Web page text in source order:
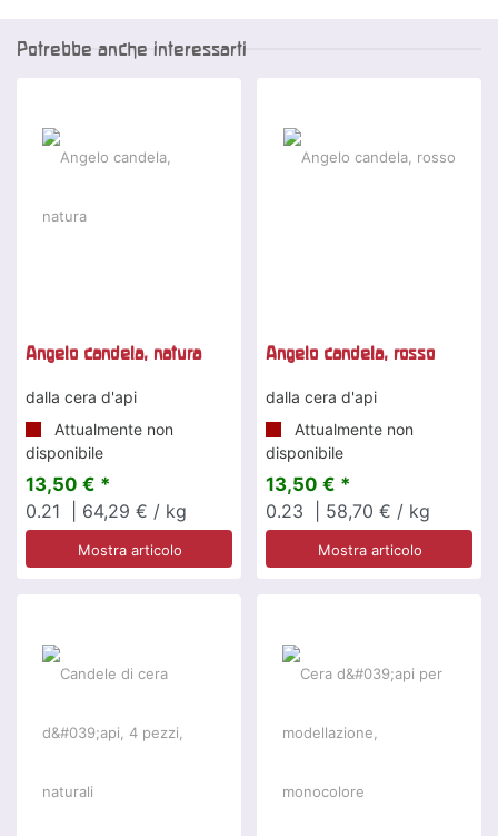
Potrebbe anche interessarti
Angelo candela, natura
dalla cera d'api
Attualmente non
disponibile
13,50 € *
0.21
| 64,29 € / kg
Mostra articolo
Angelo candela, rosso
dalla cera d'api
Attualmente non
disponibile
13,50 € *
0.23
| 58,70 € / kg
Mostra articolo